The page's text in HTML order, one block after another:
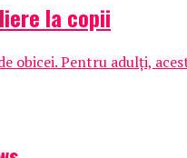
la copii
Pentru adulți,